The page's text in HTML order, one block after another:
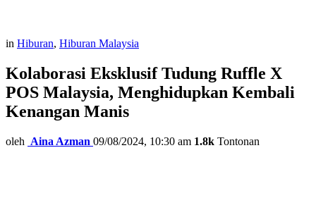
in Hiburan, Hiburan Malaysia
Kolaborasi Eksklusif Tudung Ruffle X
POS Malaysia, Menghidupkan Kembali
Kenangan Manis
oleh Aina Azman 09/08/2024, 10:30 am 1.8k Tontonan